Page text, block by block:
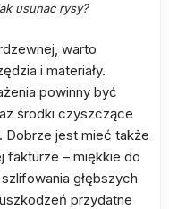
usunac rysy?
warto
i materiały.
powinny być
środki czyszczące
Dobrze jest mieć także
fakturze – miękkie do
głębszych
przydatne